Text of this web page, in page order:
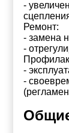
-
Ремонт:
- замена
-
-
-